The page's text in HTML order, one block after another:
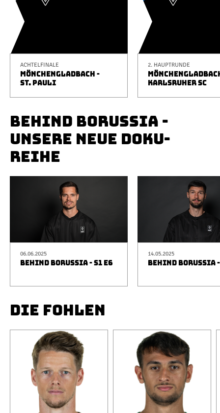
ACHTELFINALE
MÖNCHENGLADBACH -
ST. PAULI
2. HAUPTRUNDE
KARLSRUHER SC
BEHIND BORUSSIA -
UNSERE NEUE DOKU-
REIHE
06.06.2025
BEHIND BORUSSIA - S1 E6
14.05.2025
BEHIND BORUSSIA
DIE FOHLEN